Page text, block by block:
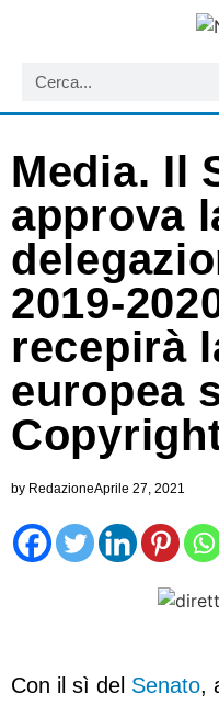
Media. Il
approva
2019-
recepirà
europea
by RedazioneAprile 27, 2021
Con il sì del Senato,